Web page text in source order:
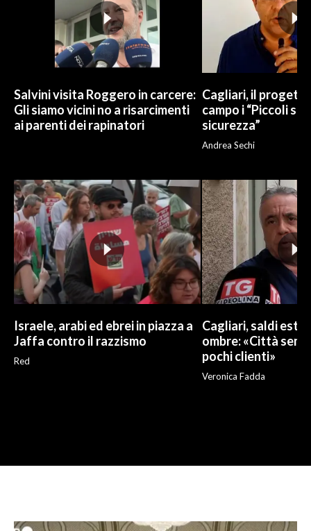
Salvini visita Roggero in carcere:
Gli siamo vicini no a risarcimenti
ai parenti dei rapinatori
Cagliari, il
campo i “Piccoli
sicurezza”
Andrea Sechi
Israele, arabi ed ebrei in piazza a
Jaffa contro il razzismo
Red
Cagliari, saldi
ombre: «Città
pochi clienti»
Veronica Fadda